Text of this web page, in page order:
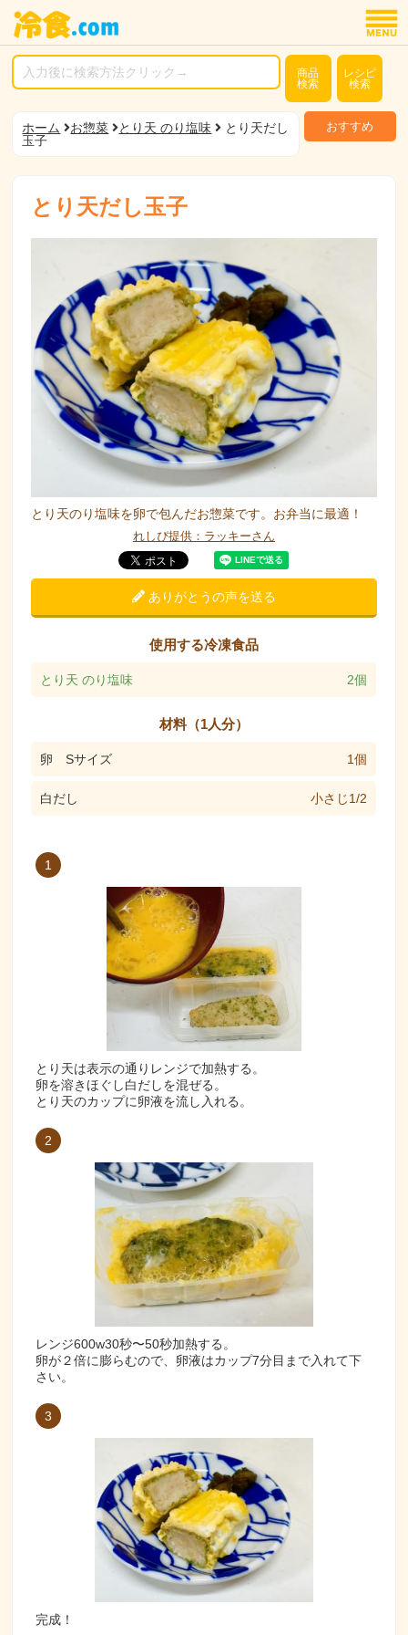
商品
検索
レシピ
検索
ホーム お惣菜 とり天 のり塩味
とり天だし
玉子
おすすめ
とり天だし玉子
とり天のり塩味を卵で包んだお惣菜です。お弁当に最適！
れしぴ提供：ラッキーさん
ありがとうの声を送る
使用する冷凍食品
とり天 のり塩味 2個
材料（1人分）
卵 Sサイズ 1個
白だし 小さじ1/2
1
とり天は表示の通りレンジで加熱する。
卵を溶きほぐし白だしを混ぜる。
とり天のカップに卵液を流し入れる。
2
レンジ600w30秒〜50秒加熱する。
卵が２倍に膨らむので、卵液はカップ7分目まで入れて下
さい。
3
完成！